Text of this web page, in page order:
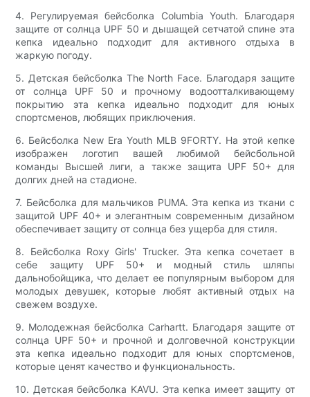
4. Регулируемая бейсболка Columbia Youth. Благодаря
защите от солнца UPF 50 и дышащей сетчатой ​​спине эта
кепка идеально подходит для активного отдыха в
жаркую погоду.
5. Детская бейсболка The North Face. Благодаря защите
от солнца UPF 50 и прочному водоотталкивающему
покрытию эта кепка идеально подходит для юных
спортсменов, любящих приключения.
6. Бейсболка New Era Youth MLB 9FORTY. На этой кепке
изображен логотип вашей любимой бейсбольной
команды Высшей лиги, а также защита UPF 50+ для
долгих дней на стадионе.
7. Бейсболка для мальчиков PUMA. Эта кепка из ткани с
защитой UPF 40+ и элегантным современным дизайном
обеспечивает защиту от солнца без ущерба для стиля.
8. Бейсболка Roxy Girls' Trucker. Эта кепка сочетает в
себе защиту UPF 50+ и модный стиль шляпы
дальнобойщика, что делает ее популярным выбором для
молодых девушек, которые любят активный отдых на
свежем воздухе.
9. Молодежная бейсболка Carhartt. Благодаря защите от
солнца UPF 50+ и прочной и долговечной конструкции
эта кепка идеально подходит для юных спортсменов,
которые ценят качество и функциональность.
10. Детская бейсболка KAVU. Эта кепка имеет защиту от